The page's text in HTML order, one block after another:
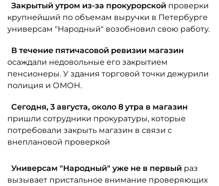
Закрытый утром из-за прокурорской проверки
крупнейший по объемам выручки в Петербурге
универсам "Народный" возобновил свою работу.
В течение пятичасовой ревизии магазин
осаждали недовольные его закрытием
пенсионеры. У здания торговой точки дежурили
полиция и ОМОН.
Сегодня, 3 августа, около 8 утра в магазин
пришли сотрудники прокуратуры, которые
потребовали закрыть магазин в связи с
внеплановой проверкой
Универсам "Народный" уже не в первый раз
вызывает пристальное внимание проверяющих